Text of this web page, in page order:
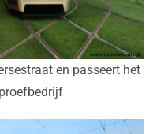
en passeert het